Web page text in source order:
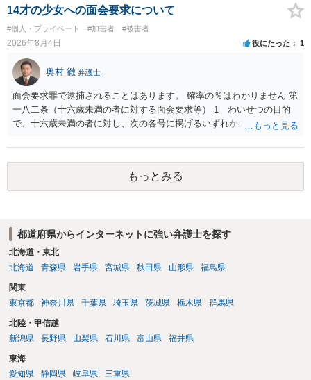
般論として抽象化されて回答に織り込まれる可能性が生じるにすぎま
せんので、その情報自体が、秘密情報に当たるとは思えませんし、名
誉棄損として、個人や会社に対する誹謗中傷の不特定多数への公開に
当たるとも思われません。 もちろん、誰がその内容をｃｈａｔｇｐｔ
に入力したかも第三者にしられることはないので、個人や会社の特定
をせずに書き込んだことで（おそらく特定して書き込んだとして
も）、相談者さんが刑事民事の責任に問われることはないでしょう。
私見ながらご参考まで。
14才の少女への面会要求について
#個人・プライベート #加害者 #被害者
2026年8月4日 役にたった 1
奥村 徹 弁護士
面会要求罪で逮捕されることはあります。 確率の％はわかりません 第
一八二条（十六歳未満の者に対する面会要求等） 1 わいせつの目的
で、十六歳未満の者に対し、次の各号に掲げるいずれかの行為をした
が生まれた日より五年以上前の日に生まれた者に限る。）は、一年以
下の拘禁刑又は五十万円以下の罰金に処する。 一 威迫し、偽計を用
い又は誘惑して面会を要求すること。 二 拒まれたにもかかわらず、
反復して面会を要求すること。 三 金銭その他の利益を供与し、又は
二年以下の拘禁刑又は百万円以下の罰金に処する。
もっとみる
都道府県からインターネットに強い弁護士を探す
北海道・東北
北海道
青森県 岩手県 宮城県 秋田県 山形県 福島県
関東
東京都
神奈川県 千葉県 埼玉県 茨城県 栃木県 群馬県
北陸・甲信越
新潟県
長野県 山梨県 石川県 富山県 福井県
東海
愛知県
静岡県 岐阜県 三重県